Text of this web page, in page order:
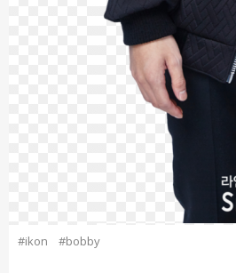
#ikon #bobby